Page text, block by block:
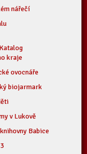
nářečí
kraje
ovocnáře
biojarmark
v Lukově
Babice